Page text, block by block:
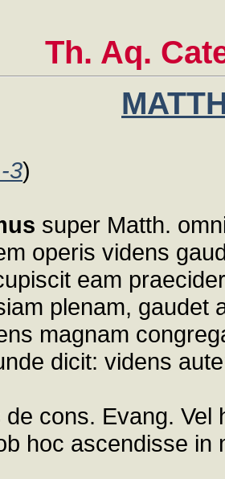
Th. Aq.
3)
super Matth.
operis videns
eam
plenam, gaudet
magnam
dicit: videns
de cons. Evang. Vel
hoc ascendisse in